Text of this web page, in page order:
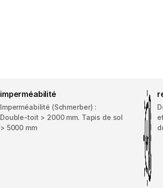
imperméabilité
Imperméabilité (Schmerber) :
Double-toit > 2000 mm. Tapis de sol
> 5000 mm